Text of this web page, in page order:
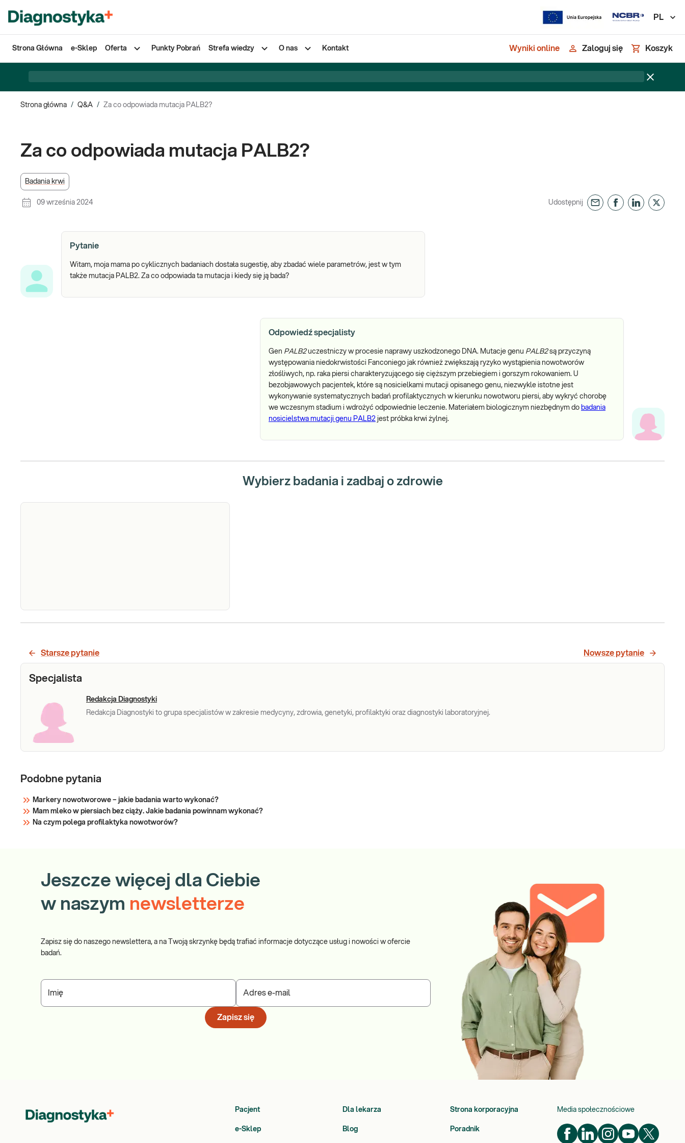
PL
Strona Główna e-Sklep Oferta Punkty Pobrań Strefa wiedzy O nas Kontakt Wyniki online Zaloguj się Koszyk
Strona główna / Q&A / Za co odpowiada mutacja PALB2?
Za co odpowiada mutacja PALB2?
Badania krwi
09 września 2024 Udostępnij
Pytanie
Witam, moja mama po cyklicznych badaniach dostała sugestię, aby zbadać wiele parametrów, jest w tym
także mutacja PALB2. Za co odpowiada ta mutacja i kiedy się ją bada?
Odpowiedź specjalisty
Gen PALB2uczestniczy w procesie naprawy uszkodzonego DNA. Mutacje genu PALB2są przyczyną
występowania niedokrwistości Fanconiego jak również zwiększają ryzyko wystąpienia nowotworów
złośliwych, np. raka piersi charakteryzującego się cięższym przebiegiem i gorszym rokowaniem. U
bezobjawowych pacjentek, które są nosicielkami mutacji opisanego genu, niezwykle istotne jest
wykonywanie systematycznych badań profilaktycznych w kierunku nowotworu piersi, aby wykryć chorobę
we wczesnym stadium i wdrożyć odpowiednie leczenie. Materiałem biologicznym niezbędnym do badania
nosicielstwa mutacji genu PALB2 jest próbka krwi żylnej.
Wybierz badania i zadbaj o zdrowie
PALB2 -
badanie
c.509_510del
Diagnostyka mutacji w genie PALB2,
Sprawdź
Starsze pytanie Nowsze pytanie
Specjalista
Redakcja Diagnostyki
Redakcja Diagnostyki to grupa specjalistów w zakresie medycyny, zdrowia, genetyki, profilaktyki oraz diagnostyki laboratoryjnej.
Podobne pytania
Markery nowotworowe – jakie badania warto wykonać?
Mam mleko w piersiach bez ciąży. Jakie badania powinnam wykonać?
Na czym polega profilaktyka nowotworów?
Jeszcze więcej dla Ciebie
w naszym newsletterze
Zapisz się do naszego newslettera, a na Twoją skrzynkę będą trafiać informacje dotyczące usług i nowości w ofercie
badań.
Imię Adres e-mail
Zapisz się
Pacjent Dla lekarza Strona korporacyjna
e-Sklep Blog Poradnik
Media społecznościowe